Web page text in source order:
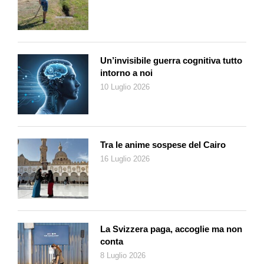
nonostante tutto, un risultato sorprendente: a vincere in modo
più o meno clamoroso sono stati, difatti, i candidati
nonostante risultati come quello ottenuto da Sharif: Nawaz
vinceva difatti a Lahore con una schiacciante maggioranza,
ottenendo 240’000 voti in un seggio dove a votare sono stati in
239’000. Qualche ora dopo, e senza che i conteggi fossero
Ora, tecnicamente è vero che il partito di Sharif ha ottenuto il
maggior numero di voti, anche se non sono sufficienti a
formare un Governo. È vero anche, però, che a vincere di fatto
sono stati i candidati indipendenti, la cui maggioranza fa capo
formare un Governo, ma Imran dalla galera canta vittoria e
nomina un suo candidato premier. Intanto, due giorni dopo le
elezioni, Sharif si alleava con il Pakistan People’s Party (PPP)
Un’invisibile guerra cognitiva tutto
intorno a noi
10 Luglio 2026
Tra le anime sospese del Cairo
16 Luglio 2026
La Svizzera paga, accoglie ma non
conta
8 Luglio 2026